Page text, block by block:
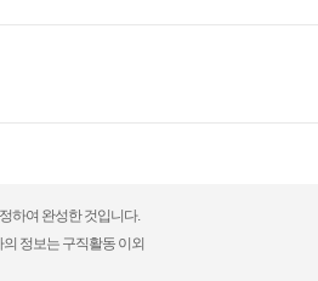
하여 완성한 것입니다.
정보는 구직활동 이외